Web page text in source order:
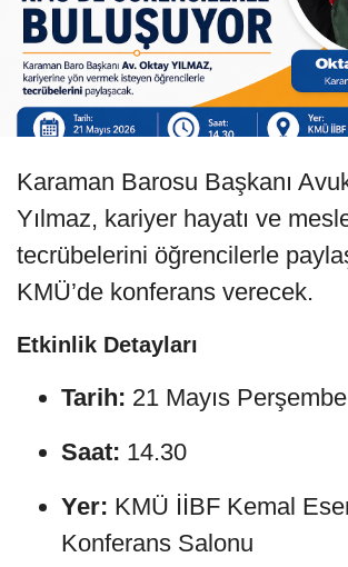
Karaman Barosu Başkanı
Yılmaz, kariyer hayatı ve
tecrübelerini öğrencilerle
KMÜ’de konferans verecek.
Etkinlik Detayları
Tarih: 21 Mayıs Perşembe
Saat: 14.30
Yer: KMÜ İİBF Kemal
Konferans Salonu